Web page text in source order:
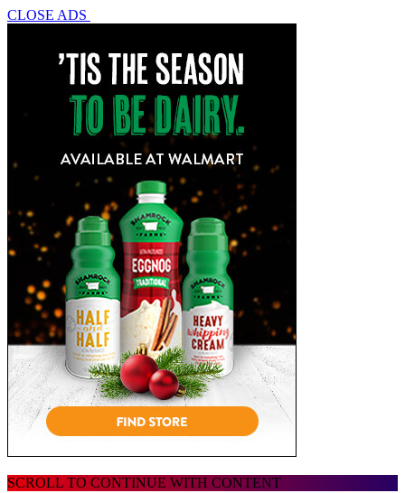
CLOSE ADS
SCROLL TO CONTINUE WITH CONTENT